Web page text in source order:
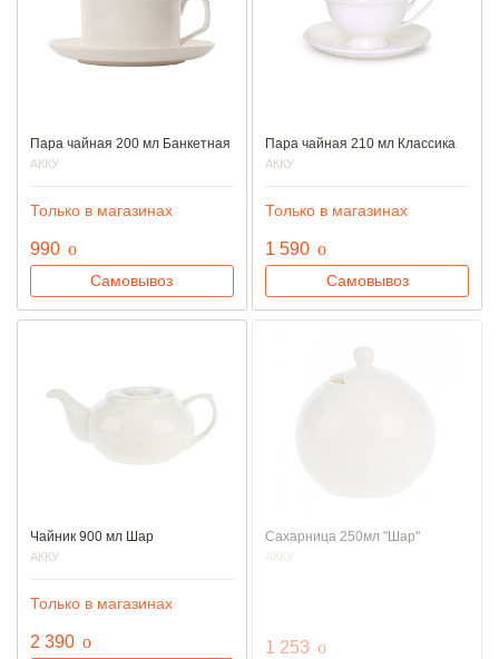
Пара чайная 200 мл Банкетная
АККУ
Только в магазинах
990 руб.
o
Самовывоз
Пара чайная 210 мл Классика
АККУ
Только в магазинах
1 590 руб.
o
Самовывоз
Чайник 900 мл Шар
АККУ
Только в магазинах
2 390 руб.
o
Сахарница 250мл "Шар"
АККУ
1 253 руб.
o